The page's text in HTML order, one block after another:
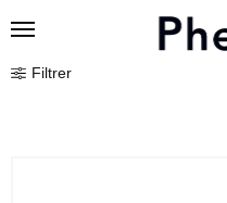
Filtrer